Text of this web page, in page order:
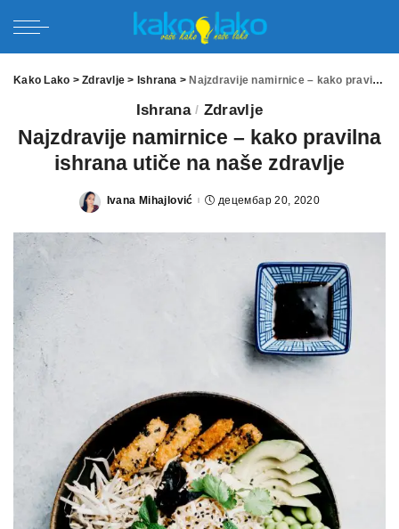
Kako Lako >Zdravlje > Ishrana > Najzdravije namirnice – kako pravilna ishrana utiče na naše zdravlje
Ishrana Zdravlje
Najzdravije namirnice – kako pravilna
ishrana utiče na naše zdravlje
Posted
Ivana Mihajlović децембар 20, 2020